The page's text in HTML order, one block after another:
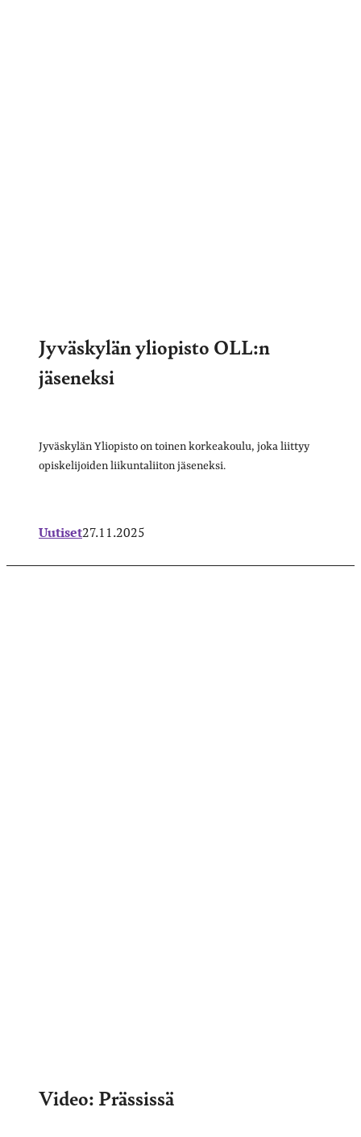
Jyväskylän yliopisto OLL:n
jäseneksi
Jyväskylän Yliopisto on toinen korkeakoulu, joka liittyy
opiskelijoiden liikuntaliiton jäseneksi.
Uutiset27.11.2025
Video: Prässissä